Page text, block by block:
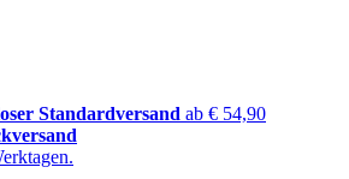
Standardversand ab € 54,90